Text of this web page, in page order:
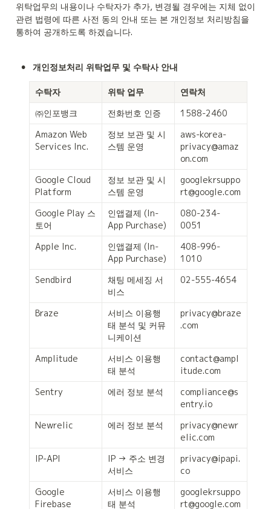
위탁업무의 내용이나 수탁자가 추가, 변경될 경우에는 지체 없이
관련 법령에 따른 사전 동의 안내 또는 본 개인정보 처리방침을
통하여 공개하도록 하겠습니다.
• 개인정보처리 위탁업무 및 수탁사 안내
수탁자 위탁 업무
연락처
㈜인포뱅크
전화번호 인증
1588-2460
Amazon Web
Services Inc.
정보 보관 및 시
스템 운영
aws-korea-
privacy@amaz
on.com
Google Cloud
Platform
정보 보관 및 시
스템 운영
googlekrsuppo
rt@google.com
Google Play 스
토어
인앱결제 (In-
App Purchase)
080-234-
0051
Apple Inc.
인앱결제 (In-
App Purchase)
408-996-
1010
Sendbird
채팅 메세징 서
비스
02-555-4654
Braze
서비스 이용행
태 분석 및 커뮤
니케이션
privacy@braze
.com
Amplitude
서비스 이용행
태 분석
contact@ampl
itude.com
Sentry
에러 정보 분석
compliance@s
entry.io
Newrelic
에러 정보 분석
privacy@newr
elic.com
IP-API
IP → 주소 변경
서비스
privacy@ipapi.
co
Google
Firebase
서비스 이용행
태 분석
googlekrsuppo
rt@google.com